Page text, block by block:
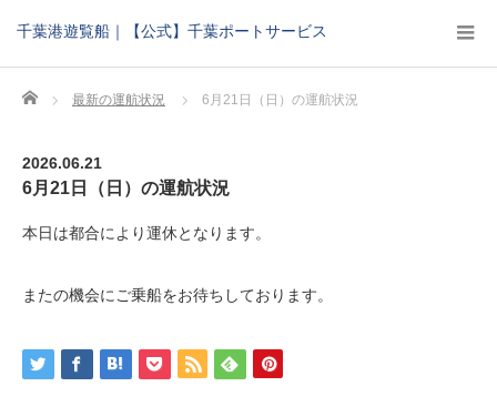
千葉港遊覧船｜【公式】千葉ポートサービス
Home 最新の運航状況 6月21日（日）の運航状況
2026.06.21
6月21日（日）の運航状況
本日は都合により運休となります。
またの機会にご乗船をお待ちしております。